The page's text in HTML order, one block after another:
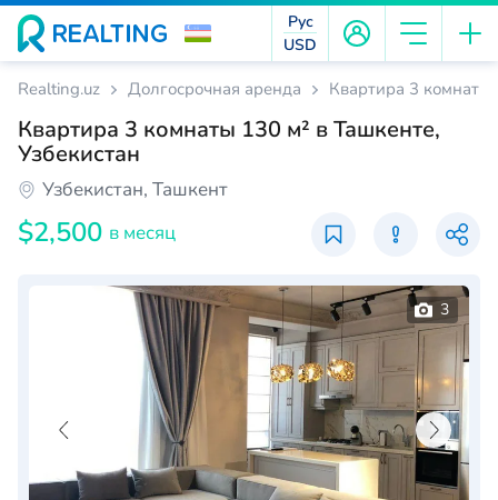
Рус
USD
Realting.uz Долгосрочная аренда Квартира 3 комнаты
Квартира 3 комнаты 130 м² в Ташкенте,
Узбекистан
Узбекистан, Ташкент
$2,500 в месяц
3